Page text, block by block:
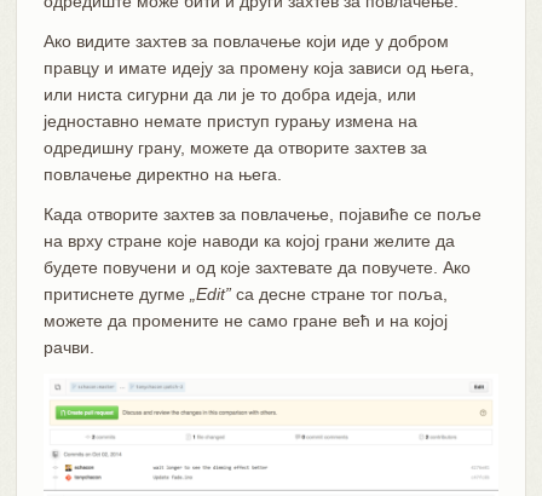
Ако видите захтев за повлачење који иде у добром
правцу и имате идеју за промену која зависи од њега,
или ниста сигурни да ли је то добра идеја, или
једноставно немате приступ гурању измена на
одредишну грану, можете да отворите захтев за
повлачење директно на њега.
Када отворите захтев за повлачење, појавиће се поље
на врху стране које наводи ка којој грани желите да
будете повучени и од које захтевате да повучете. Ако
притиснете дугме „Edit”са десне стране тог поља,
можете да промените не само гране већ и на којој
рачви.